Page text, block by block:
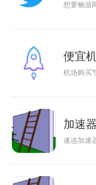
想要畅游
便宜
机场购买
加速
速连加速